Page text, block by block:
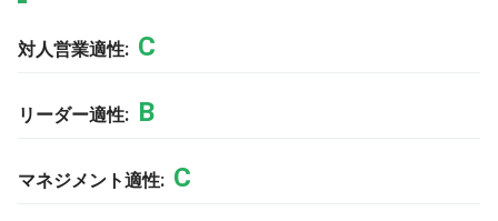
対人営業適性: C
リーダー適性: B
マネジメント適性: C